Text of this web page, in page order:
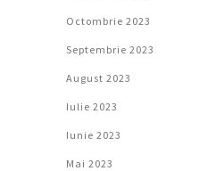
Octombrie 2023
Septembrie 2023
August 2023
Iulie 2023
Iunie 2023
Mai 2023